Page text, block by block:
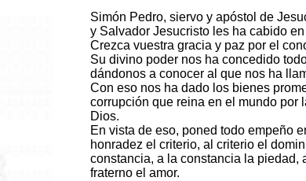
Simón Pedro, siervo y apóstol de
y Salvador Jesucristo les ha cabido
Crezca vuestra gracia y paz por el
Su divino poder nos ha concedido
dándonos a conocer al que nos ha
Con eso nos ha dado los bienes
corrupción que reina en el mundo por
Dios.
En vista de eso, poned todo empeño
honradez el criterio, al criterio el
constancia, a la constancia la piedad,
fraterno el amor.